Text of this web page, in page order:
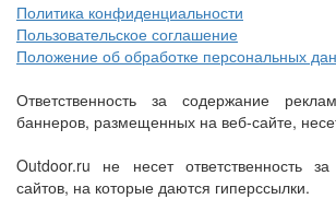
Политика конфиденциальности
Пользовательское соглашение
Положение об обработке персональных
Ответственность за содержание
баннеров, размещенных на веб-сайте,
Outdoor.ru не несет ответственность
сайтов, на которые даются гиперссылки.